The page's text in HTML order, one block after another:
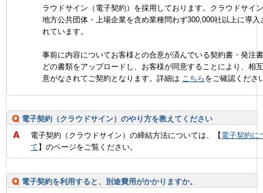
ラウドサイン（電子契約）を採用しております。クラウドサイ
地方公共団体・上場企業を含め業種問わず300,000社以上に導入
れています。
事前に内容についてお客様との合意が済んでいる契約書・発注
どの書類をアップロードし、お客様が同意することにより、相
意がなされてご契約となります。詳細は こちら をご確認くださ
電子契約（クラウドサイン）のやり方を教えてください
電子契約（クラウドサイン）の締結方法については、【 電子契約に
て 】のページをご覧ください。
電子契約を利用すると、別途費用がかかりますか。